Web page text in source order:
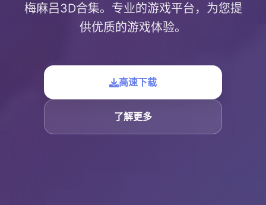
梅麻吕3D合集。专业的游戏平台，为您提
供优质的游戏体验。
高速下载
了解更多